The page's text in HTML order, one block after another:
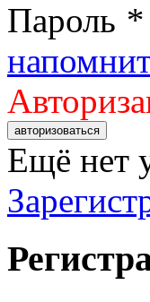
Пароль *
авторизоваться
Ещё нет